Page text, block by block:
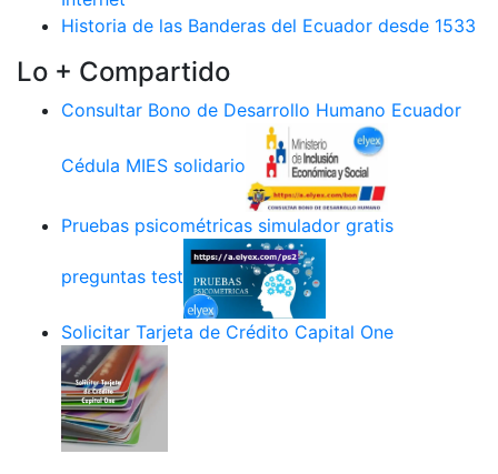
Historia de las Banderas del Ecuador desde 1533
Lo + Compartido
Consultar Bono de Desarrollo Humano Ecuador
Cédula MIES solidario
Pruebas psicométricas simulador gratis
preguntas test
Solicitar Tarjeta de Crédito Capital One